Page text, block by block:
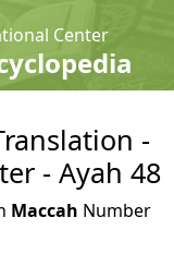
Center
-
- Ayah 48
Maccah Number